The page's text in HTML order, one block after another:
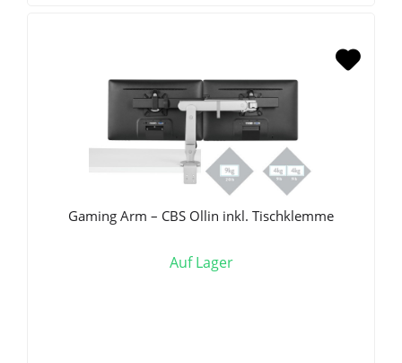
Gaming Arm – CBS Ollin inkl. Tischklemme
Auf Lager